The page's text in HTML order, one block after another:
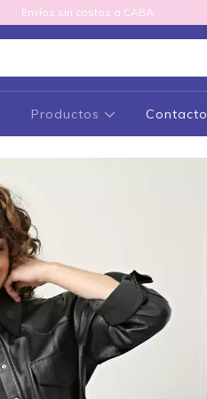
Envíos sin costos a CABA
Productos Contacto